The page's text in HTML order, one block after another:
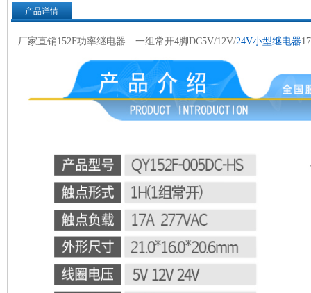
产品详情
厂家直销152F功率继电器 一组常开4脚DC5V/12V/24V小型继电器